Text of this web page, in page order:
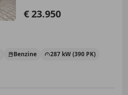
€ 23.950
Benzine 287 kW (390 PK)